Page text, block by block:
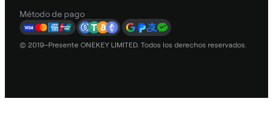
Método de pago
© 2019–Presente ONEKEY LIMITED. Todos los derechos reservados.